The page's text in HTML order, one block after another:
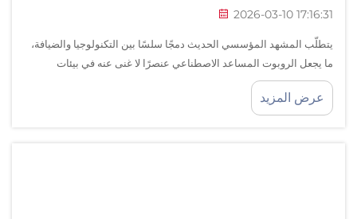
2026-03-10 17:16:31
يتطلّب المشهد المؤسسي الحديث دمجًا سلسًا بين التكنولوجيا والضيافة،
ما يجعل الروبوت المساعد الاصطناعي عنصرًا لا غنى عنه في بيئات
الاستقبال الراقية. ومع سعي الشركات إلى خلق انطباعات أولى لا تُنسى،
فإن الدور...
عرض المزيد